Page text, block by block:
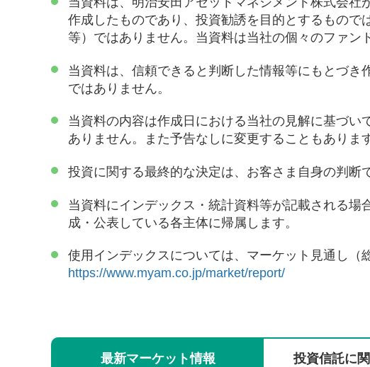
作成したものであり、投資勧誘を目的とするもの
等）ではありません。当資料は当社の個々のファン
当資料は、信頼できると判断した情報等にもとづ
ではありません。
当資料の内容は作成日における当社の見解に基づ
ありません。また予告なしに変更することもあります
投資に関する最終的な決定は、お客さま自身の判断
当資料にインデックス・統計資料等が記載される
成・公表している各主体に帰属します。
使用インデックスについては、マーケット見通し（
https://www.myam.co.jp/market/report/
最新マーケット情報 投資信託に